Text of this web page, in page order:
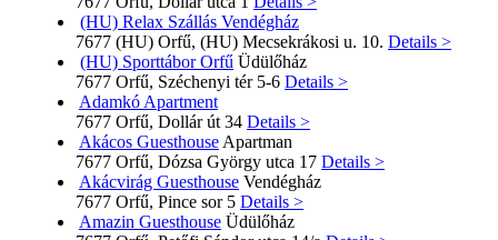
(HU) Relax Szállás Vendégház
7677 (HU) Orfű, (HU) Mecsekrákosi u. 10. Details >
(HU) Sporttábor Orfű Üdülőház
7677 Orfű, Széchenyi tér 5-6 Details >
Adamkó Apartment
7677 Orfű, Dollár út 34 Details >
Akácos Guesthouse Apartman
7677 Orfű, Dózsa György utca 17 Details >
Akácvirág Guesthouse Vendégház
7677 Orfű, Pince sor 5 Details >
Amazin Guesthouse Üdülőház